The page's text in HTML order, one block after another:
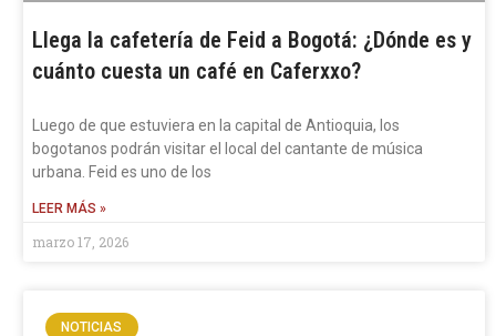
Llega la cafetería de Feid a Bogotá: ¿Dónde es y
cuánto cuesta un café en Caferxxo?
Luego de que estuviera en la capital de Antioquia, los
bogotanos podrán visitar el local del cantante de música
urbana. Feid es uno de los
LEER MÁS »
marzo 17, 2026
NOTICIAS